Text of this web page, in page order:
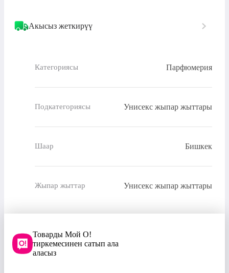
Акысыз жеткирүү
Категориясы Парфюмерия
Подкатегориясы Унисекс жыпар жыттары
Шаар Бишкек
Жыпар жыттар Унисекс жыпар жыттары
Товарды Мой О!
тиркемесинен сатып ала
аласыз